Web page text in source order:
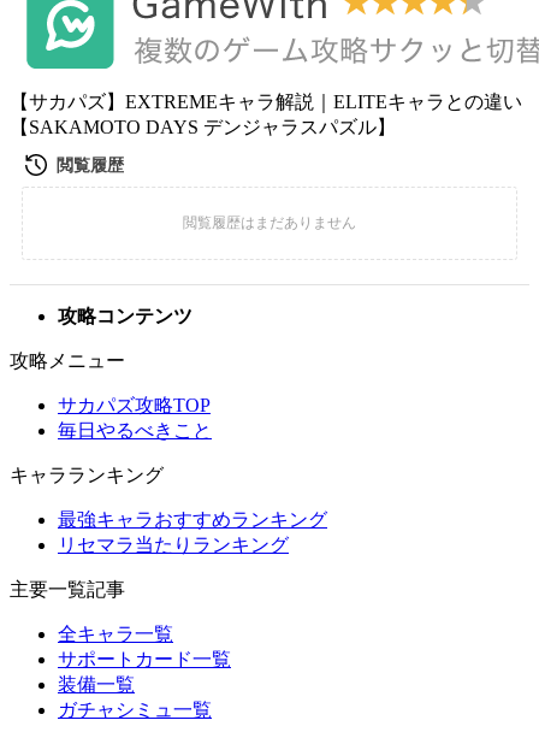
【サカパズ】EXTREMEキャラ解説｜ELITEキャラとの違い
【SAKAMOTO DAYS デンジャラスパズル】
攻略コンテンツ
攻略メニュー
サカパズ攻略TOP
毎日やるべきこと
キャラランキング
最強キャラおすすめランキング
リセマラ当たりランキング
主要一覧記事
全キャラ一覧
サポートカード一覧
装備一覧
ガチャシミュ一覧